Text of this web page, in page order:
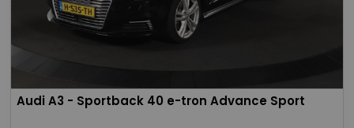
Audi A3 - Sportback 40 e-tron Advance Sport